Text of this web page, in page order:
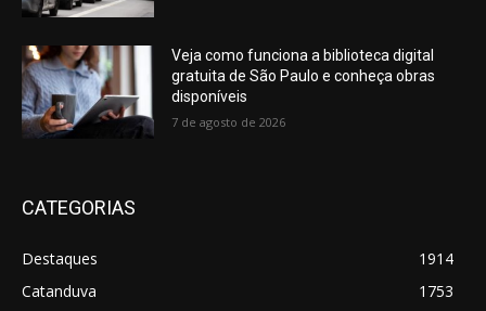
Veja como funciona a biblioteca digital
gratuita de São Paulo e conheça obras
disponíveis
7 de agosto de 2026
CATEGORIAS
Destaques
1914
Catanduva
1753